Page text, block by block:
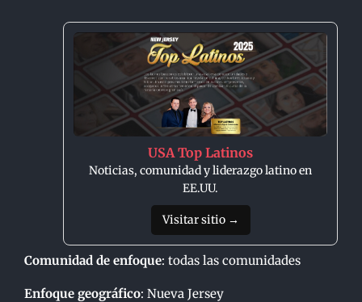
USA Top Latinos
Noticias, comunidad y liderazgo latino en
EE.UU.
Visitar sitio →
Comunidad de enfoque: todas las comunidades
Enfoque geográfico: Nueva Jersey